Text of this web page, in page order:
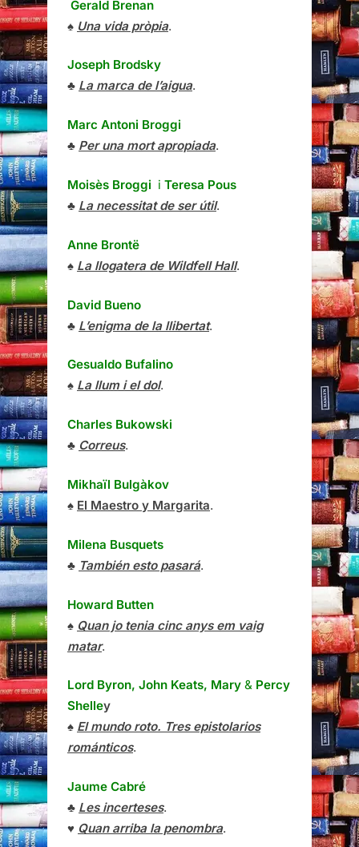
Gerald Brenan
♠ Una vida pròpia.
Joseph Brodsky
♣ La marca de l’aigua.
Marc Antoni Broggi
♣ Per una mort apropiada.
Moisès Broggi i Teresa Pous
♣ La necessitat de ser útil.
Anne Brontë
♠ La llogatera de Wildfell Hall.
David Bueno
♣ L’enigma de la llibertat.
Gesualdo Bufalino
♠ La llum i el dol.
Charles Bukowski
♣ Correus.
Mikhaïl Bulgàkov
♠ El Maestro y Margarita.
Milena Busquets
♣ También esto pasará.
Howard Butten
♠ Quan jo tenia cinc anys em vaig
matar.
Lord Byron, John Keats, Mary & Percy
Shelley
♠ El mundo roto. Tres epistolarios
románticos.
Jaume Cabré
♣ Les incerteses.
♥ Quan arriba la penombra.